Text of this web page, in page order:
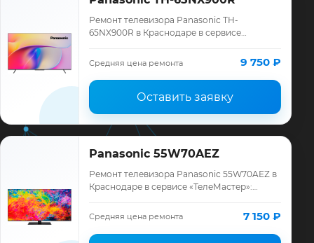
Ремонт телевизора Panasonic TH-
65NX900R в Краснодаре в сервисе
Panasonic, смета до ремонта, запчасти и
гарантия до 12 мес…
Средняя цена ремонта 9 750 ₽
Оставить заявку
Panasonic 55W70AEZ
Ремонт телевизора Panasonic 55W70AEZ в
Краснодаре в сервисе «ТелеМастер»:
ремонта, запчасти и гарантия до 12
Средняя цена ремонта 7 150 ₽